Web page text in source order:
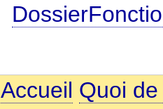
Accueil Quoi